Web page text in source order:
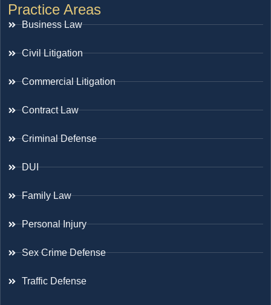
Practice Areas
Business Law
Civil Litigation
Commercial Litigation
Contract Law
Criminal Defense
DUI
Family Law
Personal Injury
Sex Crime Defense
Traffic Defense